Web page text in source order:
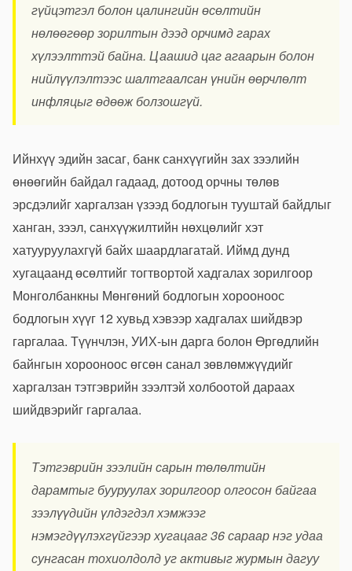
гүйцэтгэл болон цалингийн өсөлтийн
нөлөөгөөр зорилтын дээд орчимд гарах
хүлээлттэй байна. Цаашид цаг агаарын болон
нийлүүлэлтээс шалтгаалсан үнийн өөрчлөлт
инфляцыг өдөөж болзошгүй.
Ийнхүү эдийн засаг, банк санхүүгийн зах зээлийн
өнөөгийн байдал гадаад, дотоод орчны төлөв
эрсдэлийг харгалзан үзээд бодлогын тууштай байдлыг
ханган, зээл, санхүүжилтийн нөхцөлийг хэт
хатууруулахгүй байх шаардлагатай. Иймд дунд
хугацаанд өсөлтийг тогтвортой хадгалах зорилгоор
Монголбанкны Мөнгөний бодлогын хорооноос
бодлогын хүүг 12 хувьд хэвээр хадгалах шийдвэр
гаргалаа. Түүнчлэн, УИХ-ын дарга болон Өргөдлийн
байнгын хорооноос өгсөн санал зөвлөмжүүдийг
харгалзан тэтгэврийн зээлтэй холбоотой дараах
шийдвэрийг гаргалаа.
Тэтгэврийн зээлийн сарын төлөлтийн
дарамтыг бууруулах зорилгоор олгосон байгаа
зээлүүдийн үлдэгдэл хэмжээг
нэмэгдүүлэхгүйгээр хугацааг 36 сараар нэг удаа
сунгасан тохиолдолд уг активыг журмын дагуу